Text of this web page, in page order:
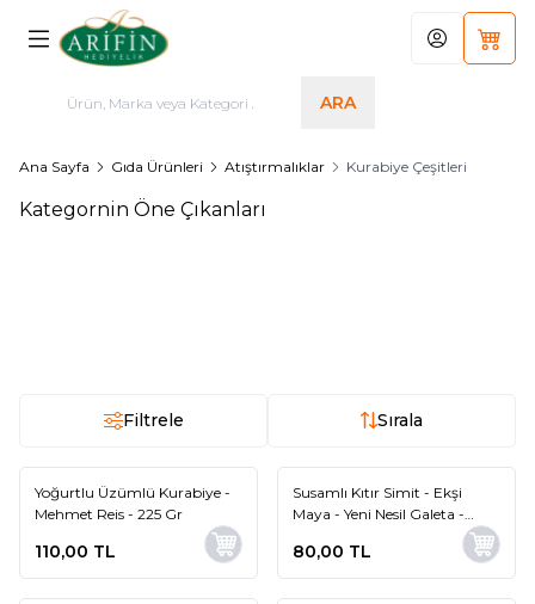
ARA
Hesabım
Ana Sayfa Gıda Ürünleri Atıştırmalıklar Kurabiye Çeşitleri
Kategornin Öne Çıkanları
Filtrele Sırala
Yeni
Yoğurtlu Üzümlü Kurabiye -
Mehmet Reis - 225 Gr
110,00 TL
Yeni
Susamlı Kıtır Simit - Ekşi
Maya - Yeni Nesil Galeta -
80,00 TL